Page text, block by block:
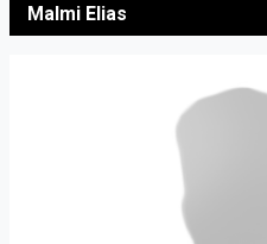
Malmi Elias